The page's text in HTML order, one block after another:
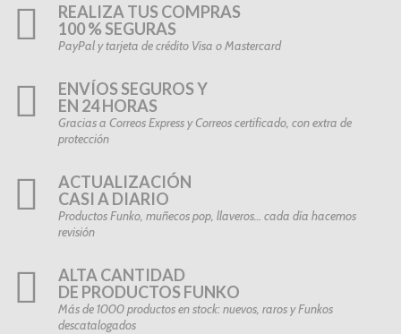
REALIZA TUS COMPRAS
100 % SEGURAS
PayPal y tarjeta de crédito Visa o Mastercard
ENVÍOS SEGUROS Y
EN 24 HORAS
Gracias a Correos Express y Correos certificado, con extra de
protección
ACTUALIZACIÓN
CASI A DIARIO
Productos Funko, muñecos pop, llaveros… cada día hacemos
revisión
ALTA CANTIDAD
DE PRODUCTOS FUNKO
Más de 1000 productos en stock: nuevos, raros y Funkos
descatalogados